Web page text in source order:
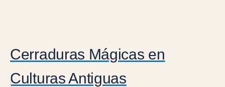
Cerraduras Mágicas en
Culturas Antiguas